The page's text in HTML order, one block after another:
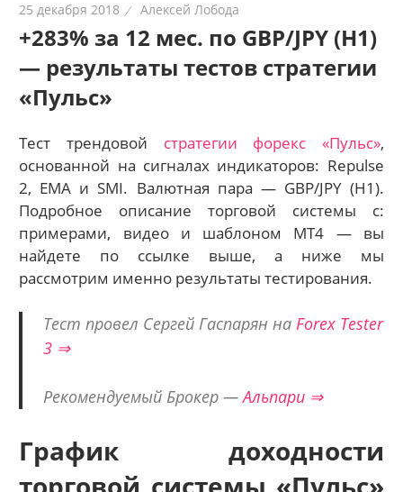
финансовых
рынках:
стратегии,
сигналы,
новости…
25 декабря 2018 Алексей Лобода
+283% за 12 мес. по GBP/JPY (H1)
— результаты тестов стратегии
«Пульс»
Тест трендовой стратегии форекс «Пульс»,
основанной на сигналах индикаторов: Repulse
2, EMA и SMI. Валютная пара — GBP/JPY (H1).
Подробное описание торговой системы с:
примерами, видео и шаблоном МТ4 — вы
найдете по ссылке выше, а ниже мы
рассмотрим именно результаты тестирования.
Тест провел Сергей Гаспарян на Forex Tester
3 ⇒
Рекомендуемый Брокер —Альпари ⇒
График доходности